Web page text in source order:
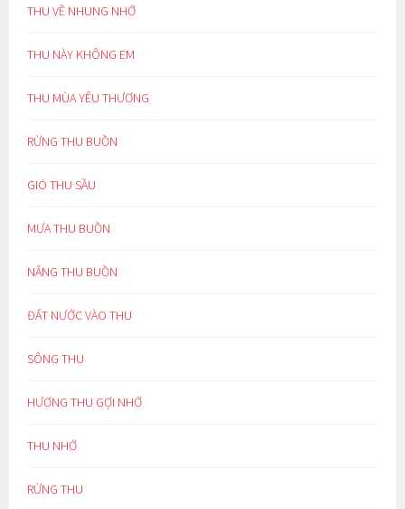
THU VỀ NHUNG NHỚ
THU NÀY KHÔNG EM
THU MÙA YÊU THƯƠNG
RỪNG THU BUỒN
GIÓ THU SẦU
MƯA THU BUỒN
NẮNG THU BUỒN
ĐẤT NƯỚC VÀO THU
SÔNG THU
HƯƠNG THU GỢI NHỚ
THU NHỚ
RỪNG THU